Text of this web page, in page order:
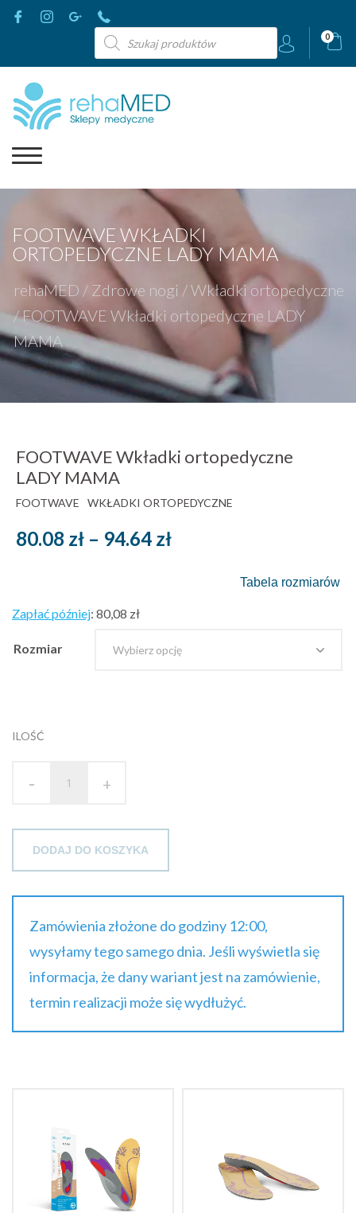
Wyszukiwarka
produktów
0
FOOTWAVE WKŁADKI
ORTOPEDYCZNE LADY MAMA
rehaMED / Zdrowe nogi /Wkładki ortopedyczne
/FOOTWAVE Wkładki ortopedyczne LADY
MAMA
FOOTWAVE Wkładki ortopedyczne
LADY MAMA
FOOTWAVE WKŁADKI ORTOPEDYCZNE
80.08 zł – 94.64 złZakres
brutto
Tabela rozmiarów
Zapłać później: 80,08 zł
Rozmiar
ILOŚĆ
- +
DODAJ DO KOSZYKA
Zamówienia złożone do godziny 12:00,
wysyłamy tego samego dnia. Jeśli wyświetla się
informacja, że dany wariant jest na zamówienie,
termin realizacji może się wydłużyć.